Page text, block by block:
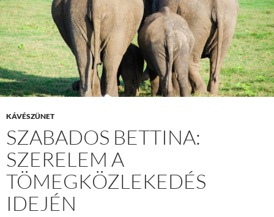
KÁVÉSZÜNET
SZABADOS BETTINA:
SZERELEM A
TÖMEGKÖZLEKEDÉS
IDEJÉN